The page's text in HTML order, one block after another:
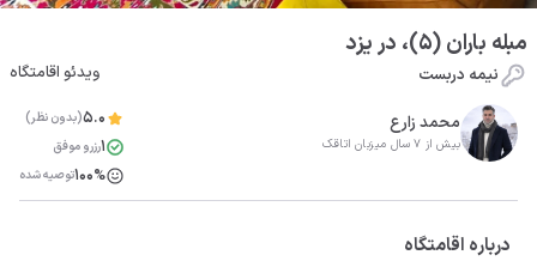
مبله باران (۵)، در یزد
نیمه دربست ویدئو اقامتگاه
محمد زارع
بیش از 7 سال میزبان اتاقک
5.0(بدون نظر)
1رزرو موفق
100%توصیه شده
درباره اقامتگاه